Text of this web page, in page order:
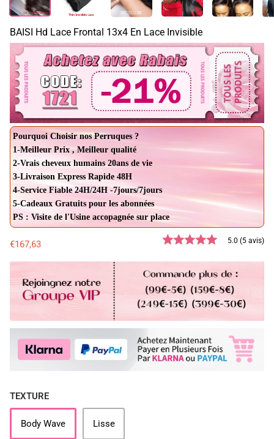
BAISI Hd Lace Frontal 13x4 En Lace Invisible
Pourquoi Choisir nos Perruques ?
1-Meilleur Prix , Meilleur qualité
2-Vrais cheveux humains 20ans de vie
3-Livraison Express Rapide 48H
4-Service Fiable 24H/24H -7jours/7jours
5-Cadeaux Gratuits pour les abonnées
PS : Visite de l'Usine accopagnée sur place
€167,63 5.0 (5 avis)
TEXTURE
Body Wave Lisse